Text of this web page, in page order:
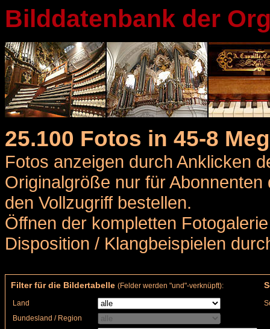
Bilddatenbank der
25.100 Fotos in 45-8
Fotos anzeigen durch Anklicken
Originalgröße nur für
den Vollzugriff bestellen.
Öffnen der kompletten
Disposition / Klangbeispielen
Filter für die Bildertabelle (Felder werden "und"-verknüpft):
Land
Bundesland / Region